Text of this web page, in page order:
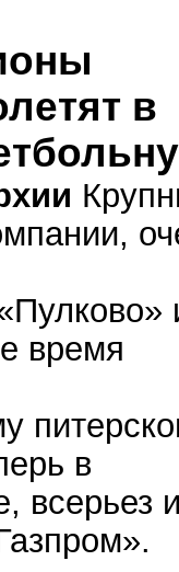
в
время
в
всерьез